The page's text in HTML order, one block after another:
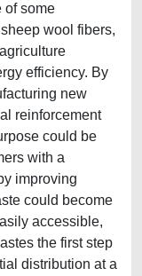
of some
wool fibers,
efficiency. By
new
reinforcement
could be
with a
improving
could become
accessible,
the first step
distribution at a